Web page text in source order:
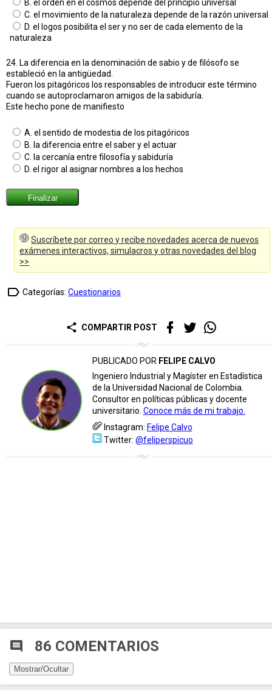
B. el orden en el cosmos depende del principio universal
C. el movimiento de la naturaleza depende de la razón universal
D. el logos posibilita el ser y no ser de cada elemento de la
naturaleza
24. La diferencia en la denominación de sabio y de filósofo se
estableció en la antigüedad.
Fueron los pitagóricos los responsables de introducir este término
cuando se autoproclamaron amigos de la sabiduría.
Este hecho pone de manifiesto
A. el sentido de modestia de los pitagóricos
B. la diferencia entre el saber y el actuar
C. la cercanía entre filosofía y sabiduría
D. el rigor al asignar nombres a los hechos
Suscríbete por correo y recibe novedades acerca de nuevos
exámenes interactivos, simulacros y otras novedades del blog
>>
label_outline Categorías: Cuestionarios
share COMPARTIR POST
PUBLICADO POR FELIPE CALVO
Ingeniero Industrial y Magíster en Estadística
de la Universidad Nacional de Colombia.
Consultor en políticas públicas y docente
universitario. Conoce más de mi trabajo.
Instagram: Felipe Calvo
Twitter: @feliperspicuo
comment 86 COMENTARIOS
Mostrar/Ocultar